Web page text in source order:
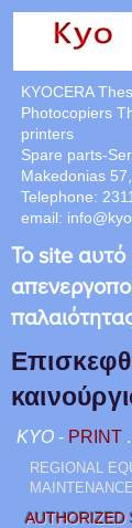
AUTHORIZED
KYOCERA
Photocopiers
printers
Spare parts-
Makedonias
Telephone:
email:
KYO - PRINT
REGIONAL
Το site αυτό